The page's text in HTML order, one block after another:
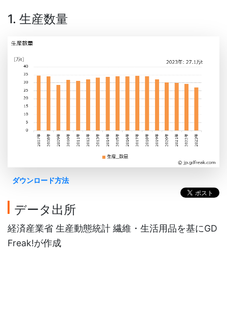
1. 生産数量
ダウンロード方法
データ出所
経済産業省 生産動態統計 繊維・生活用品を基にGD
Freak!が作成